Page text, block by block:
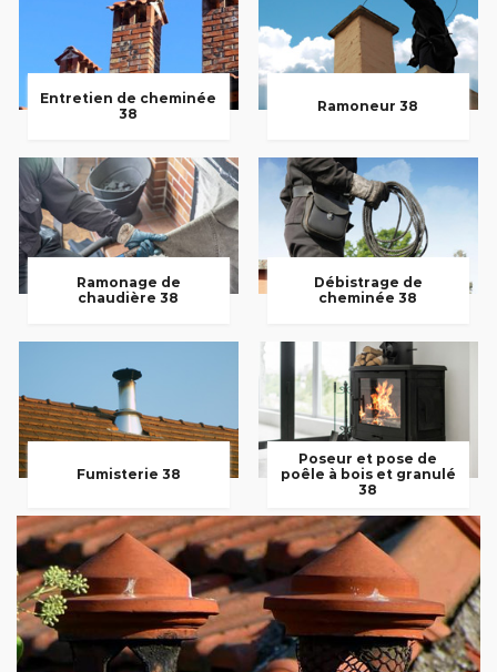
Entretien de cheminée
38
Ramoneur 38
Ramonage de
chaudière 38
Débistrage de
cheminée 38
Fumisterie 38
Poseur et pose de
poêle à bois et granulé
38